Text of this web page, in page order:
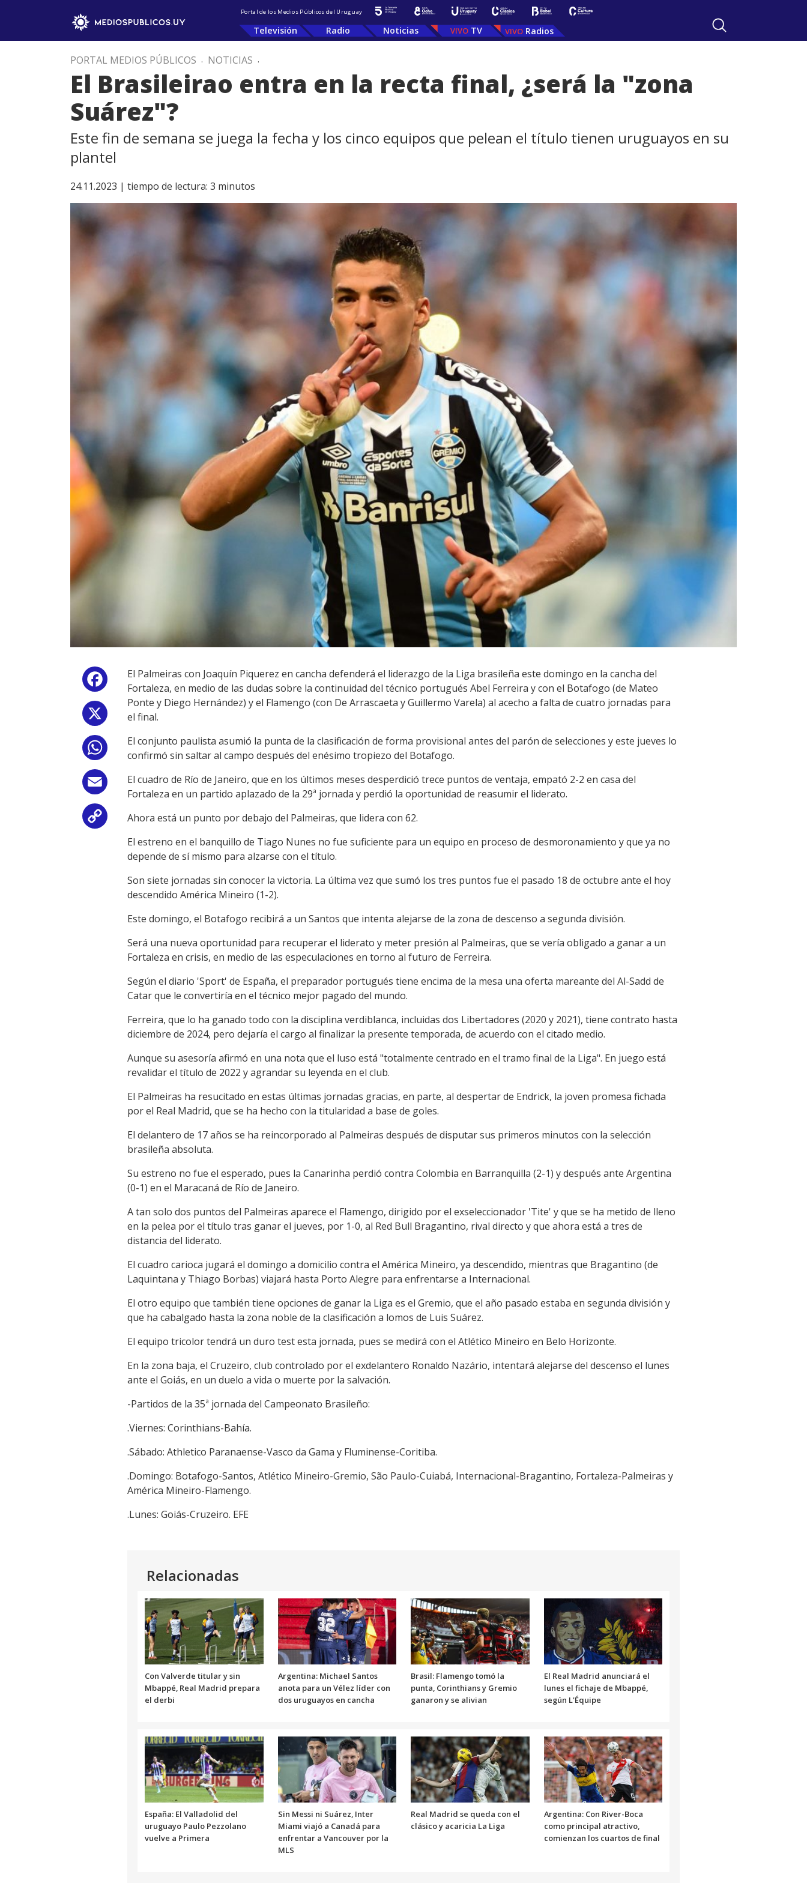
Portal de los Medios Públicos del Uruguay
Televisión Radio Noticias TV Radios
PORTAL MEDIOS PÚBLICOS . NOTICIAS .
El Brasileirao entra en la recta final, ¿será la "zona
Suárez"?
Este fin de semana se juega la fecha y los cinco equipos que pelean el título tienen uruguayos en su
plantel
24.11.2023 | tiempo de lectura: 3 minutos
Facebook
WhatsApp
Email
Copy
Link
El Palmeiras con Joaquín Piquerez en cancha defenderá el liderazgo de la Liga brasileña este domingo en la cancha del
Fortaleza, en medio de las dudas sobre la continuidad del técnico portugués Abel Ferreira y con el Botafogo (de Mateo
Ponte y Diego Hernández) y el Flamengo (con De Arrascaeta y Guillermo Varela) al acecho a falta de cuatro jornadas para
el final.
El conjunto paulista asumió la punta de la clasificación de forma provisional antes del parón de selecciones y este jueves lo
confirmó sin saltar al campo después del enésimo tropiezo del Botafogo.
El cuadro de Río de Janeiro, que en los últimos meses desperdició trece puntos de ventaja, empató 2-2 en casa del
Fortaleza en un partido aplazado de la 29ª jornada y perdió la oportunidad de reasumir el liderato.
Ahora está un punto por debajo del Palmeiras, que lidera con 62.
El estreno en el banquillo de Tiago Nunes no fue suficiente para un equipo en proceso de desmoronamiento y que ya no
depende de sí mismo para alzarse con el título.
Son siete jornadas sin conocer la victoria. La última vez que sumó los tres puntos fue el pasado 18 de octubre ante el hoy
descendido América Mineiro (1-2).
Este domingo, el Botafogo recibirá a un Santos que intenta alejarse de la zona de descenso a segunda división.
Será una nueva oportunidad para recuperar el liderato y meter presión al Palmeiras, que se vería obligado a ganar a un
Fortaleza en crisis, en medio de las especulaciones en torno al futuro de Ferreira.
Según el diario 'Sport' de España, el preparador portugués tiene encima de la mesa una oferta mareante del Al-Sadd de
Catar que le convertiría en el técnico mejor pagado del mundo.
Ferreira, que lo ha ganado todo con la disciplina verdiblanca, incluidas dos Libertadores (2020 y 2021), tiene contrato hasta
diciembre de 2024, pero dejaría el cargo al finalizar la presente temporada, de acuerdo con el citado medio.
Aunque su asesoría afirmó en una nota que el luso está "totalmente centrado en el tramo final de la Liga". En juego está
revalidar el título de 2022 y agrandar su leyenda en el club.
El Palmeiras ha resucitado en estas últimas jornadas gracias, en parte, al despertar de Endrick, la joven promesa fichada
por el Real Madrid, que se ha hecho con la titularidad a base de goles.
El delantero de 17 años se ha reincorporado al Palmeiras después de disputar sus primeros minutos con la selección
brasileña absoluta.
Su estreno no fue el esperado, pues la Canarinha perdió contra Colombia en Barranquilla (2-1) y después ante Argentina
(0-1) en el Maracaná de Río de Janeiro.
A tan solo dos puntos del Palmeiras aparece el Flamengo, dirigido por el exseleccionador 'Tite' y que se ha metido de lleno
en la pelea por el título tras ganar el jueves, por 1-0, al Red Bull Bragantino, rival directo y que ahora está a tres de
distancia del liderato.
El cuadro carioca jugará el domingo a domicilio contra el América Mineiro, ya descendido, mientras que Bragantino (de
Laquintana y Thiago Borbas) viajará hasta Porto Alegre para enfrentarse a Internacional.
El otro equipo que también tiene opciones de ganar la Liga es el Gremio, que el año pasado estaba en segunda división y
que ha cabalgado hasta la zona noble de la clasificación a lomos de Luis Suárez.
El equipo tricolor tendrá un duro test esta jornada, pues se medirá con el Atlético Mineiro en Belo Horizonte.
En la zona baja, el Cruzeiro, club controlado por el exdelantero Ronaldo Nazário, intentará alejarse del descenso el lunes
ante el Goiás, en un duelo a vida o muerte por la salvación.
-Partidos de la 35ª jornada del Campeonato Brasileño:
.Viernes: Corinthians-Bahía.
.Sábado: Athletico Paranaense-Vasco da Gama y Fluminense-Coritiba.
.Domingo: Botafogo-Santos, Atlético Mineiro-Gremio, São Paulo-Cuiabá, Internacional-Bragantino, Fortaleza-Palmeiras y
América Mineiro-Flamengo.
.Lunes: Goiás-Cruzeiro. EFE
Relacionadas
Con Valverde titular y sin
Mbappé, Real Madrid prepara
el derbi
Argentina: Michael Santos
anota para un Vélez líder con
dos uruguayos en cancha
Brasil: Flamengo tomó la
punta, Corinthians y Gremio
ganaron y se alivian
El Real Madrid anunciará el
lunes el fichaje de Mbappé,
según L'Équipe
España: El Valladolid del
uruguayo Paulo Pezzolano
vuelve a Primera
Sin Messi ni Suárez, Inter
Miami viajó a Canadá para
enfrentar a Vancouver por la
MLS
Real Madrid se queda con el
clásico y acaricia La Liga
Argentina: Con River-Boca
como principal atractivo,
comienzan los cuartos de final